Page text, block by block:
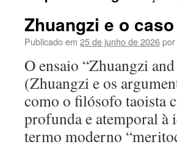
Zhuangzi e o
Publicado em 25 de junho de 2026por
O ensaio “Zhuangzi
(Zhuangzi e os
como o filósofo taoista
profunda e atemporal à
termo moderno